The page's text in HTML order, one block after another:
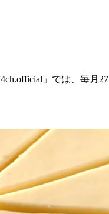
」では、毎月